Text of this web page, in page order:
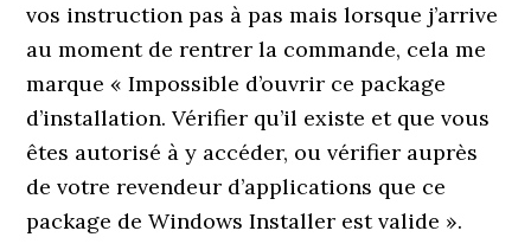
vos instruction pas à pas mais lorsque j’arrive
au moment de rentrer la commande, cela me
marque « Impossible d’ouvrir ce package
d’installation. Vérifier qu’il existe et que vous
êtes autorisé à y accéder, ou vérifier auprès
de votre revendeur d’applications que ce
package de Windows Installer est valide ».